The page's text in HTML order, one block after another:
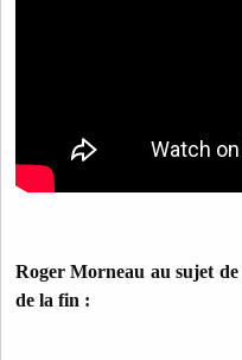
Roger Morneau au sujet
de la fin :